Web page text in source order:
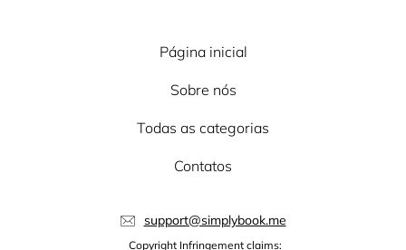
Página inicial
Sobre nós
Todas as categorias
Contatos
support@simplybook.me
Copyright Infringement claims: